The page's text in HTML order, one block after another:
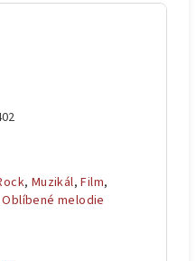
, Muzikál,Film,
Oblíbené melodie